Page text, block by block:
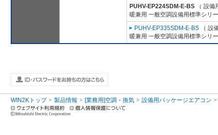
PUHV-EP224SDM-E-BS （ 設
暖兼用 一般空調設備用標準シリ
PUHV-EP335SDM-E-BS （ 設
暖兼用 一般空調設備用標準シリ
WIN2Kトップ 製品情報 [業務用]空調・換気 設備用パッケージエアコン